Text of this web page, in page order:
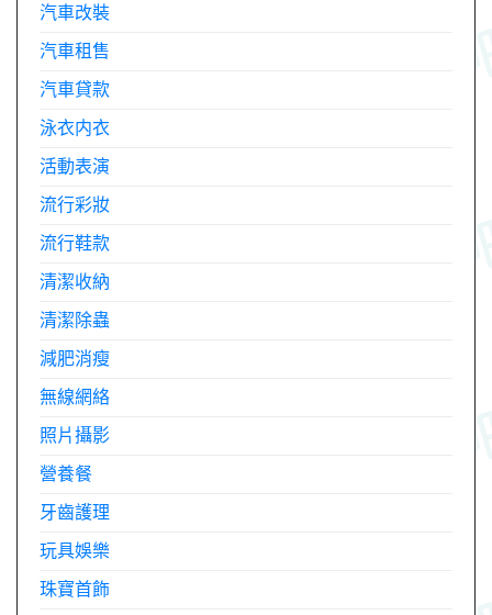
汽車改裝
汽車租售
汽車貸款
泳衣内衣
活動表演
流行彩妝
流行鞋款
清潔收納
清潔除蟲
減肥消瘦
無線網絡
照片攝影
營養餐
牙齒護理
玩具娛樂
珠寶首飾